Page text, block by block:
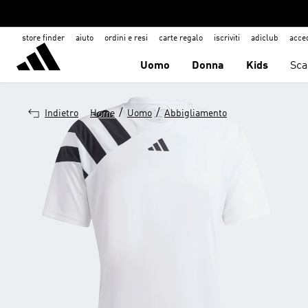
store finder aiuto ordini e resi carte regalo iscriviti adiclub
Uomo Donna Kids
Indietro Home / Uomo / Abbigliamento